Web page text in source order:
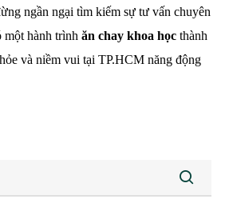
ngần ngại tìm kiếm sự tư vấn chuyên
một hành trình ăn chay khoa họcthành
và niềm vui tại TP.HCM năng động